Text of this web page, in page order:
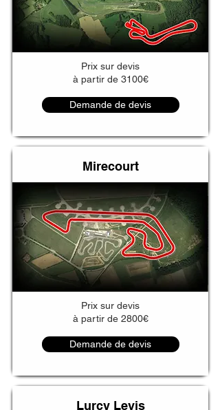
Prix sur devis
à partir de 3100€
Demande de devis
Mirecourt
Prix sur devis
à partir de 2800€
Demande de devis
Lurcy Levis